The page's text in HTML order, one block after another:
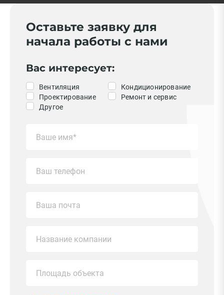
Оставьте заявку для
начала работы с нами
Вас интересует:
Вентиляция
Кондиционирование
Проектирование
Ремонт и сервис
Другое